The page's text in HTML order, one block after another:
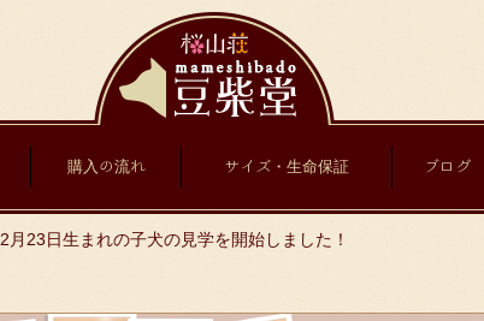
購入の流れ サイズ・生命保証 ブログ
月23日生まれの子犬の見学を開始しました！